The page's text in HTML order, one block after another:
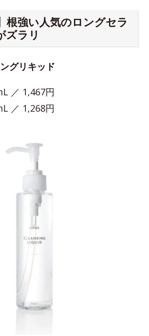
根強い人気のロングセラ
ズラリ
グリキッド
／ 1,467円
／ 1,268円